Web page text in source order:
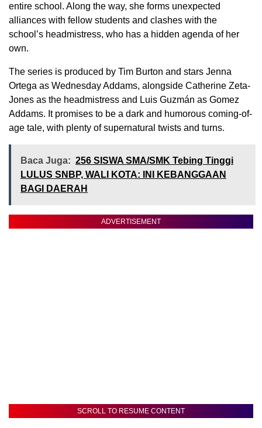
entire school. Along the way, she forms unexpected
alliances with fellow students and clashes with the
school’s headmistress, who has a hidden agenda of her
own.
The series is produced by Tim Burton and stars Jenna
Ortega as Wednesday Addams, alongside Catherine Zeta-
Jones as the headmistress and Luis Guzmán as Gomez
Addams. It promises to be a dark and humorous coming-of-
age tale, with plenty of supernatural twists and turns.
Baca Juga: 256 SISWA SMA/SMK Tebing Tinggi
LULUS SNBP, WALI KOTA: INI KEBANGGAAN
BAGI DAERAH
ADVERTISEMENT
SCROLL TO RESUME CONTENT